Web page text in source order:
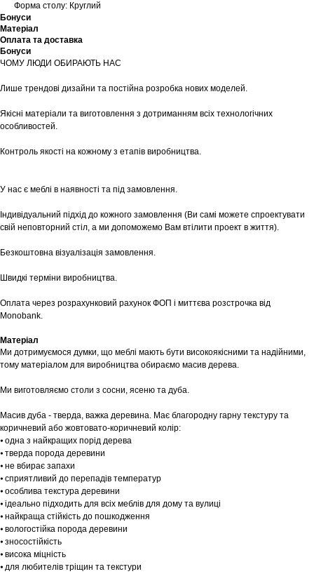
Форма столу: Круглий
Бонуси
Матеріал
Оплата та доставка
Бонуси
ЧОМУ ЛЮДИ ОБИРАЮТЬ НАС
Лише трендові дизайни та постійна розробка нових моделей.
Якісні матеріали та виготовлення з дотриманням всіх технологічних
особливостей.
Контроль якості на кожному з етапів виробництва.
У нас є меблі в наявності та під замовлення.
Індивідуальний підхід до кожного замовлення (Ви самі можете спроектувати
свій неповторний стіл, а ми допоможемо Вам втілити проект в життя).
Безкоштовна візуалізація замовлення.
Швидкі терміни виробництва.
Оплата через розрахунковий рахунок ФОП і миттєва розстрочка від
Monobank.
Матеріал
Ми дотримуємося думки, що меблі мають бути високоякісними та надійними,
тому матеріалом для виробництва обираємо масив дерева.
Ми виготовляємо столи з сосни, ясеню та дуба.
Масив дуба - тверда, важка деревина. Має благородну гарну текстуру та
коричневий або жовтовато-коричневий колір:
⦁ одна з найкращих порід дерева
⦁ тверда порода деревини
⦁ не вбирає запахи
⦁ сприятливий до перепадів температур
⦁ особлива текстура деревини
⦁ ідеально підходить для всіх меблів для дому та вулиці
⦁ найкраща стійкість до пошкодження
⦁ вологостійка порода деревини
⦁ зносостійкість
⦁ висока міцність
⦁ для любителів тріщин та текстури